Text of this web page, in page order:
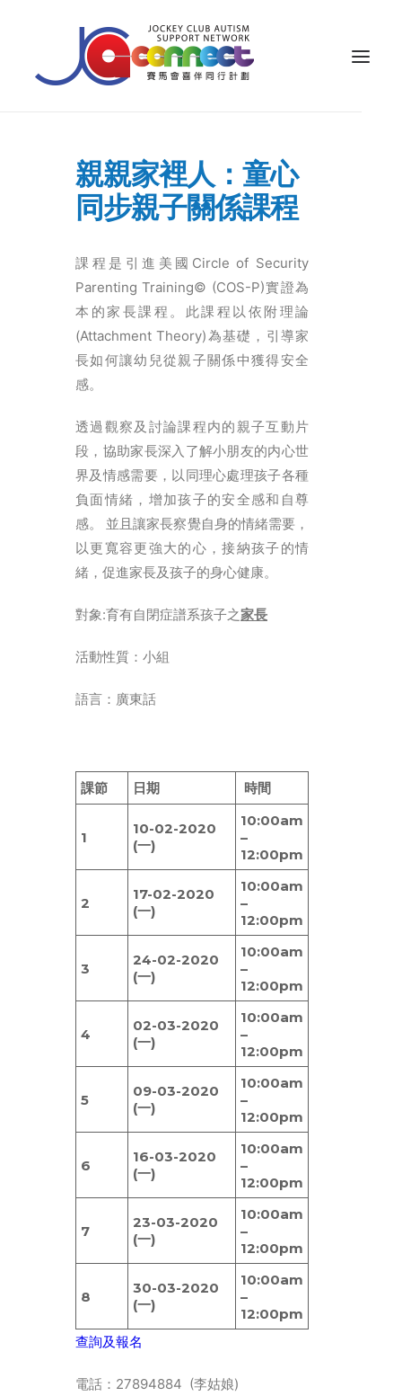
照顧者支援
公眾教育
專業知識
家長專區
成果效益
字型大小
親親家裡人：童心
同步親子關係課程
課程是引進美國Circle of Security
Parenting Training© (COS-P)實證為
本的家長課程。此課程以依附理論
(Attachment Theory)為基礎，引導家
長如何讓幼兒從親子關係中獲得安全
感。
透過觀察及討論課程内的親子互動片
段，協助家長深入了解小朋友的内心世
界及情感需要，以同理心處理孩子各種
負面情緒，增加孩子的安全感和自尊
感。 並且讓家長察覺自身的情緒需要，
以更寬容更強大的心，接納孩子的情
緒，促進家長及孩子的身心健康。
對象:育有自閉症譜系孩子之家長
活動性質：小組
語言：廣東話
課節 日期 時間
1
10-02-2020
(一)
10:00am
–
12:00pm
2
17-02-2020
(一)
10:00am
–
12:00pm
3
24-02-2020
(一)
10:00am
–
12:00pm
4
02-03-2020
(一)
10:00am
–
12:00pm
5
09-03-2020
(一)
10:00am
–
12:00pm
6
16-03-2020
(一)
10:00am
–
12:00pm
7
23-03-2020
(一)
10:00am
–
12:00pm
8
30-03-2020
(一)
10:00am
–
12:00pm
查詢及報名
電話：27894884 (李姑娘)